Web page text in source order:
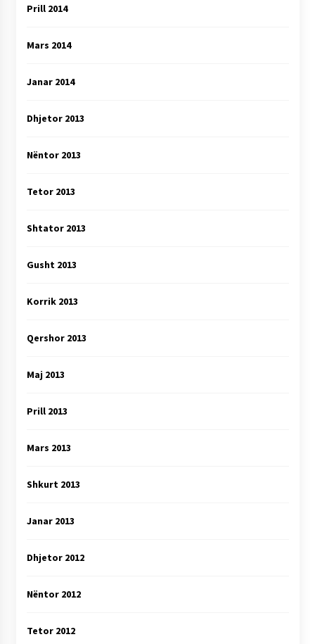
Prill 2014
Mars 2014
Janar 2014
Dhjetor 2013
Nëntor 2013
Tetor 2013
Shtator 2013
Gusht 2013
Korrik 2013
Qershor 2013
Maj 2013
Prill 2013
Mars 2013
Shkurt 2013
Janar 2013
Dhjetor 2012
Nëntor 2012
Tetor 2012